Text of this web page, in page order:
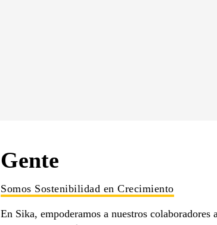
Gente
Somos Sostenibilidad en Crecimiento
En Sika, empoderamos a nuestros